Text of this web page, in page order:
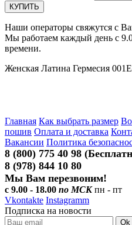
Наши операторы свяжутся с
Мы работаем каждый день с
времени.
Женская Латина Гермесия
Главная Как выбрать размер
пошив Оплата и доставка
Вакансии Политика
8 (800) 775 40 98
8 (978) 844 10 80
Мы Вам перезвоним!
с 9.00 - 18.00 по МСКпн - пт
Vkontakte Instagramm
Подписка на новости